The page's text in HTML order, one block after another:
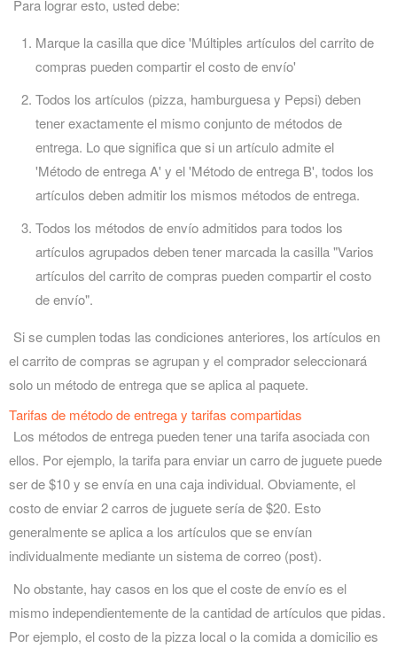
Para lograr esto, usted debe:
Marque la casilla que dice 'Múltiples artículos del carrito de
compras pueden compartir el costo de envío'
Todos los artículos (pizza, hamburguesa y Pepsi) deben
tener exactamente el mismo conjunto de métodos de
entrega. Lo que significa que si un artículo admite el
'Método de entrega A' y el 'Método de entrega B', todos los
artículos deben admitir los mismos métodos de entrega.
Todos los métodos de envío admitidos para todos los
artículos agrupados deben tener marcada la casilla "Varios
artículos del carrito de compras pueden compartir el costo
de envío".
Si se cumplen todas las condiciones anteriores, los artículos en
el carrito de compras se agrupan y el comprador seleccionará
solo un método de entrega que se aplica al paquete.
Tarifas de método de entrega y tarifas compartidas
Los métodos de entrega pueden tener una tarifa asociada con
ellos. Por ejemplo, la tarifa para enviar un carro de juguete puede
ser de $10 y se envía en una caja individual. Obviamente, el
costo de enviar 2 carros de juguete sería de $20. Esto
generalmente se aplica a los artículos que se envían
individualmente mediante un sistema de correo (post).
No obstante, hay casos en los que el coste de envío es el
mismo independientemente de la cantidad de artículos que pidas.
Por ejemplo, el costo de la pizza local o la comida a domicilio es